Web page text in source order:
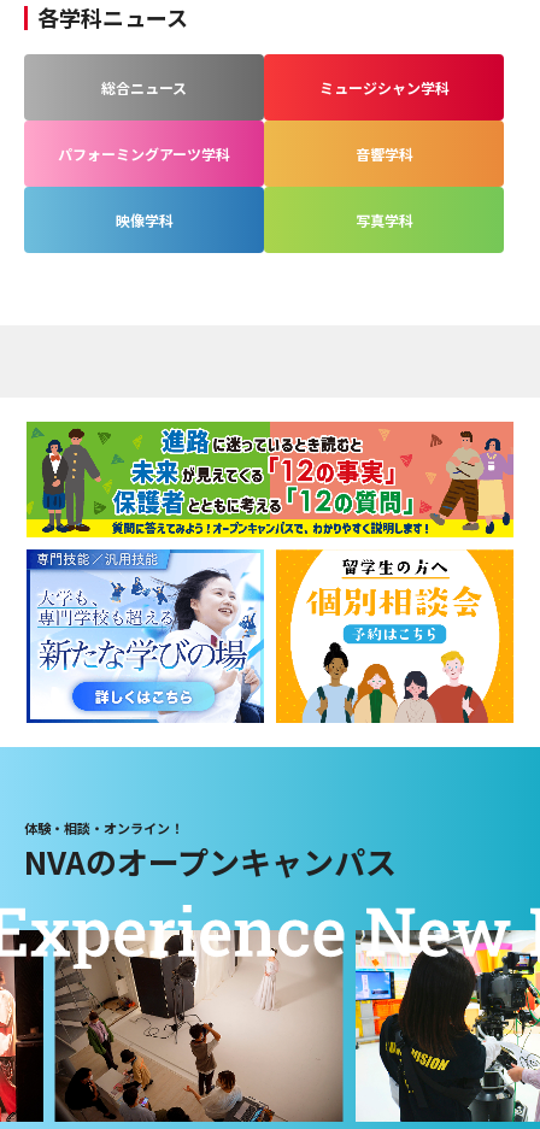
各学科ニュース
総合ニュース ミュージシャン学科
パフォーミングアーツ学科 音響学科
映像学科 写真学科
体験・相談・オンライン！
NVAのオープンキャンパス